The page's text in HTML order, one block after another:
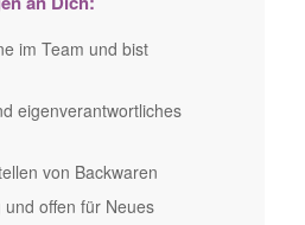
im Team und bist
eigenverantwortliches
von Backwaren
offen für Neues